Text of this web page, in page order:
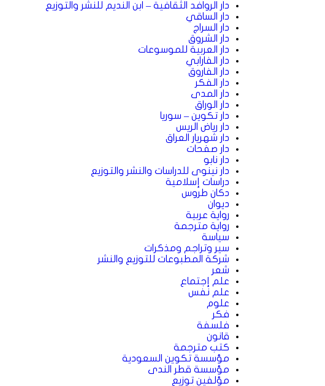
دار الروافد الثقافية – ابن النديم للنشر والتوزيع
دار الساقي
دار السراج
دار الشروق
دار العربية للموسوعات
دار الفارابي
دار الفاروق
دار الفكر
دار المدى
دار الوراق
دار تكوين – سوريا
دار رياض الريس
دار شهريار العراق
دار صفحات
دار نابو
دار نينوى للدراسات والنشر والتوزيع
دراسات إسلامية
دكان طروس
ديوان
رواية عربية
رواية مترجمة
سياسة
سير وتراجم ومذكرات
شركة المطبوعات للتوزيع والنشر
شعر
علم إجتماع
علم نفس
علوم
فكر
فلسفة
قانون
كتب مترجمة
مؤسسة تكوين السعودية
مؤسسة قطر الندى
مؤلفين توزيع